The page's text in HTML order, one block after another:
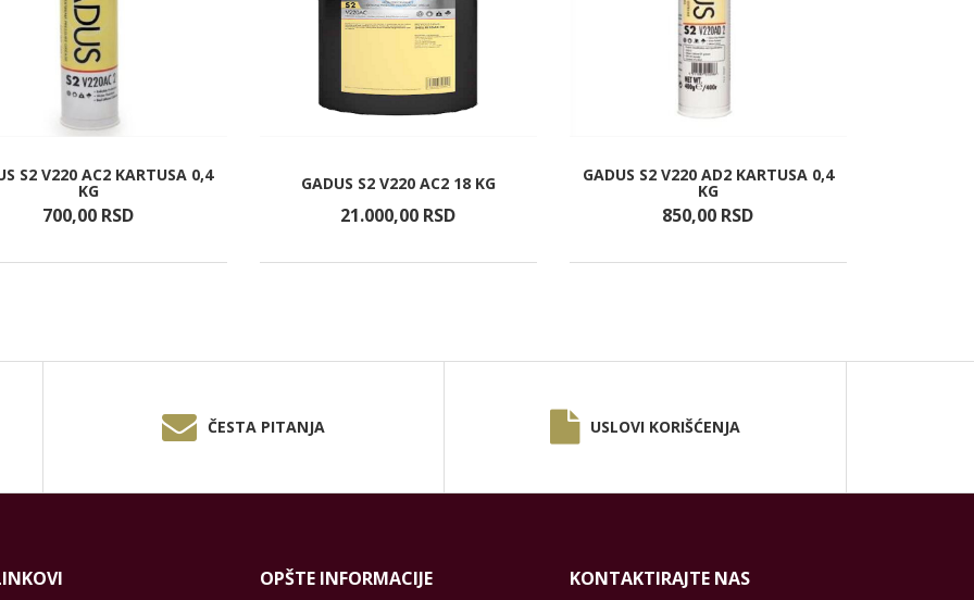
S2 V220 AC2 KARTUSA 0,4
KG
700,00 RSD
GADUS S2 V220 AC2 18 KG
21.000,00 RSD
GADUS S2 V220 AD2 KARTUSA 0,4
KG
850,00 RSD
ČESTA PITANJA USLOVI KORIŠĆENJA
OPŠTE INFORMACIJE KONTAKTIRAJTE NAS